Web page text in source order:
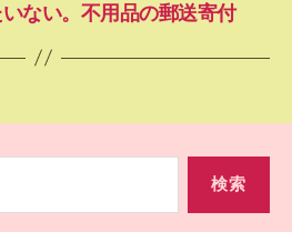
ない。不用品の郵送寄付